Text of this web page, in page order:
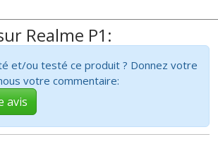
Realme P1:
et/ou testé ce produit ? Donnez votre
votre commentaire:
avis